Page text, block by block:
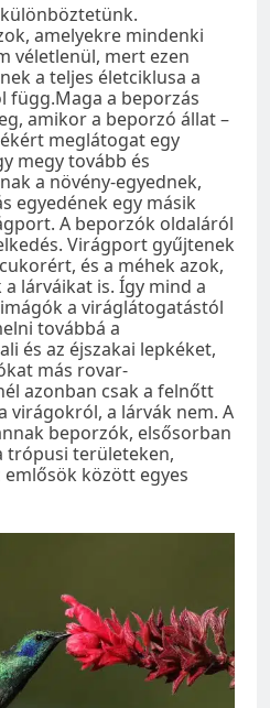
amelyekre mindenki
véletlenül, mert ezen
a teljes életciklusa a
függ.Maga a beporzás
amikor a beporzó állat –
meglátogat egy
megy tovább és
a növény-egyednek,
egyedének egy másik
A beporzók oldaláról
Virágport gyűjtenek
és a méhek azok,
lárváikat is. Így mind a
a viráglátogatástól
továbbá a
és az éjszakai lepkéket,
más rovar-
azonban csak a felnőtt
virágokról, a lárvák nem. A
beporzók, elsősorban
trópusi területeken,
között egyes